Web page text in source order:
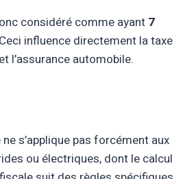
considéré comme ayant 7
influence directement la taxe
l’assurance automobile.
s’applique pas forcément aux
ou électriques, dont le calcul